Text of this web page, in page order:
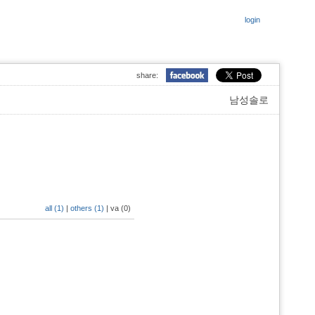
login
share:
남성솔로
all (1) | others (1) | va (0)